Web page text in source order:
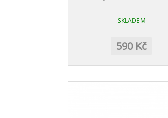
SKLADEM
590 Kč